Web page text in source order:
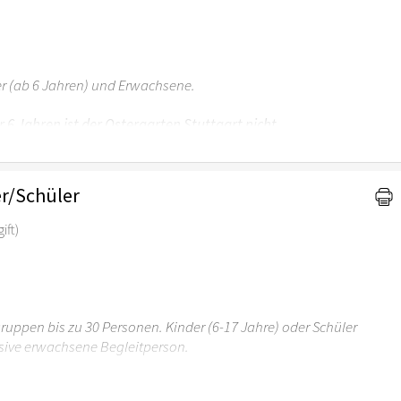
(ab 6 Jahren) und Erwachsene.
6 Jahren ist der Ostergarten Stuttgart nicht
Schüler
bis zu 30 Personen. Kinder (6-17 Jahre) oder Schüler
erwachsene Begleitperson.
6 Jahren ist der Ostergarten Stuttgart nicht